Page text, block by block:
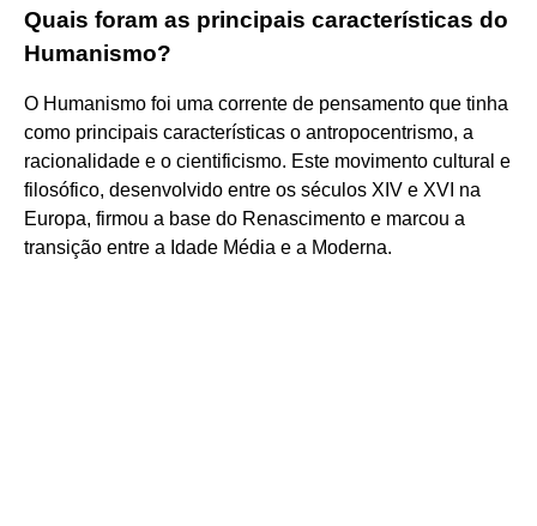
Quais foram as principais características do
Humanismo?
O Humanismo foi uma corrente de pensamento que tinha
como principais características o antropocentrismo, a
racionalidade e o cientificismo. Este movimento cultural e
filosófico, desenvolvido entre os séculos XIV e XVI na
Europa, firmou a base do Renascimento e marcou a
transição entre a Idade Média e a Moderna.